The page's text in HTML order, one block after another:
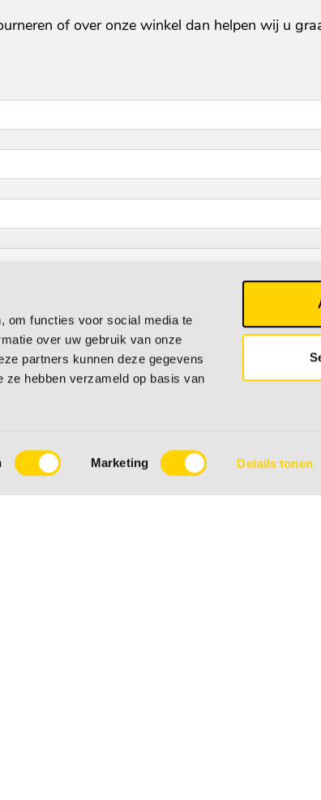
om functies voor social media te
over uw gebruik van onze
partners kunnen deze gegevens
ze hebben verzameld op basis van
Marketing Details tonen
of over onze winkel dan helpen wij u